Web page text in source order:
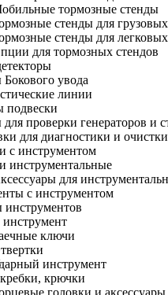
тормозные стенды
стенды для
стенды для
для тормозных стендов
увода
линии
подвески
проверки генераторов и
для диагностики и
с инструментом
инструментальные
для
с инструментом
ключи
инструмент
крючки